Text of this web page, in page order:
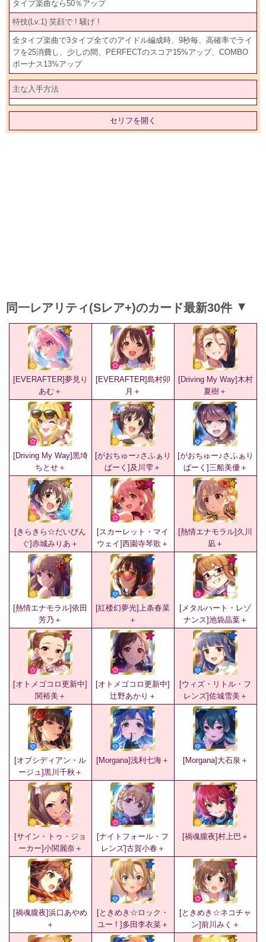
タイプ楽曲なら50％アップ
特技(Lv.1) 笑顔で ! 騒げ !
全タイプ楽曲で3タイプ全てのアイドル編成時、9秒毎、高確率でライ
フを25消費し、少しの間、PERFECTのスコア15%アップ、COMBO
ボーナス13%アップ
主な入手方法
セリフを開く
同一レアリティ(Sレア+)のカード最新30件 ▲
[EVERAFTER]夢見り
あむ＋
[EVERAFTER]島村卯
月＋
[Driving My Way]木村
夏樹＋
[Driving My Way]黒埼
ちとせ＋
[がおちゅー♪さふぁり
ぱーく]及川雫＋
[がおちゅー♪さふぁり
ぱーく]三船美優＋
[きらきら☆だいびん
ぐ]赤城みりあ＋
[スカーレット・マイ
ウェイ]西園寺琴歌＋
[熱情エナモラル]久川
凪＋
[熱情エナモラル]依田
芳乃＋
[紅楼幻夢光]上条春菜
＋
[メタルハート・レゾ
ナンス]池袋晶葉＋
[オトメゴコロ更新中]
関裕美＋
[オトメゴコロ更新中]
辻野あかり＋
[ウィズ・リトル・フ
レンズ]佐城雪美＋
[オブシディアン・ル
ージュ]黒川千秋＋
[Morgana]浅利七海＋ [Morgana]大石泉＋
[サイン・トゥ・ジョ
ーカー]小関麗奈＋
[ナイトフォール・フ
レンズ]古賀小春＋
[禍魂朧夜]村上巴＋
[禍魂朧夜]浜口あやめ
＋
[ときめき☆ロック・
ユー ! ]多田李衣菜＋
[ときめき☆ネコチャ
ン]前川みく＋